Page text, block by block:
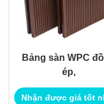
Bảng sàn WPC
ép,
Nhận được giá tốt